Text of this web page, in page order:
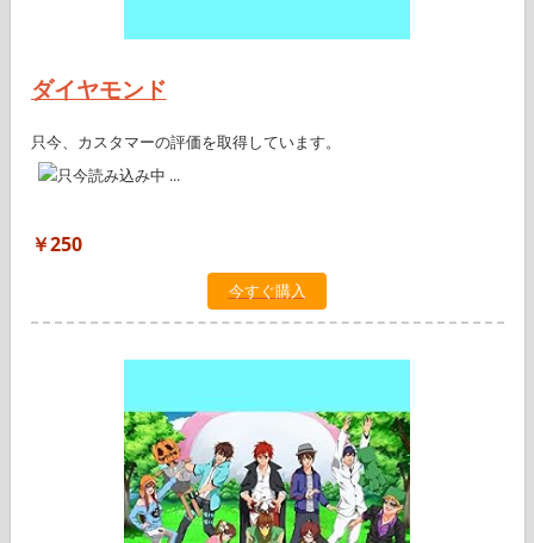
ダイヤモンド
只今、カスタマーの評価を取得しています。
￥250
今すぐ購入